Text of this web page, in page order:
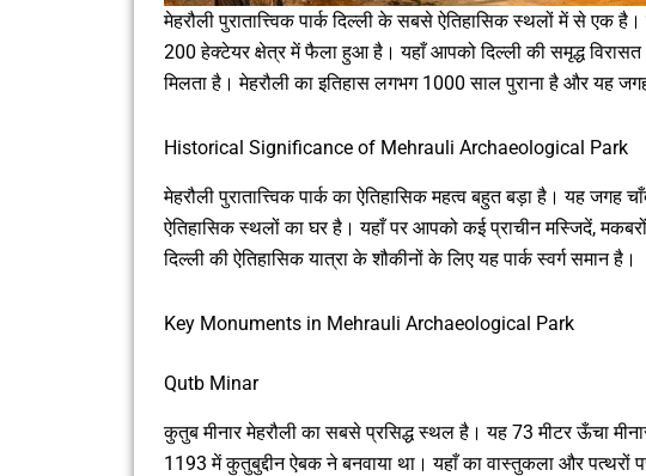
मेहरौली पुरातात्त्विक पार्क दिल्ली के सबसे ऐतिहासिक स्थलों में से एक
200 हेक्टेयर क्षेत्र में फैला हुआ है। यहाँ आपको दिल्ली की समृद्ध
मिलता है। मेहरौली का इतिहास लगभग 1000 साल पुराना है और यह
Historical Significance of Mehrauli Archaeological Park
मेहरौली पुरातात्त्विक पार्क का ऐतिहासिक महत्व बहुत बड़ा है।
ऐतिहासिक स्थलों का घर है। यहाँ पर आपको कई प्राचीन मस्जिदें,
दिल्ली की ऐतिहासिक यात्रा के शौकीनों के लिए यह पार्क स्वर्ग समान है।
Key Monuments in Mehrauli Archaeological Park
Qutb Minar
कुतुब मीनार मेहरौली का सबसे प्रसिद्ध स्थल है। यह 73 मीटर ऊँचा
1193 में कुतुबुद्दीन ऐबक ने बनवाया था। यहाँ का वास्तुकला और पत्थरों